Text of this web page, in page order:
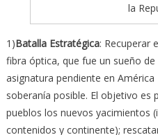
la
1)Batalla Estratégica: Recuperar
fibra óptica, que fue un sueño de
asignatura pendiente en
soberanía posible. El objetivo
pueblos los nuevos yacimientos
contenidos y continente);